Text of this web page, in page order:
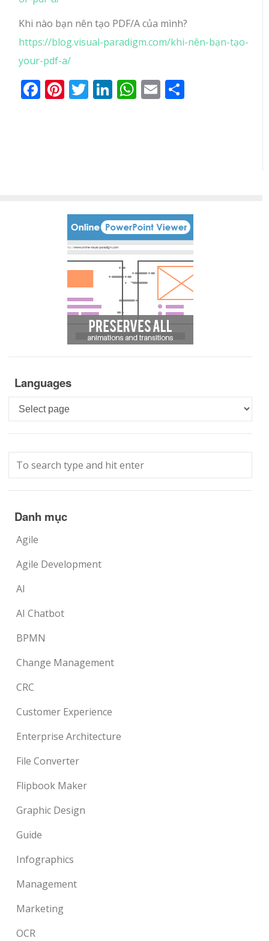
Khi nào bạn nên tạo PDF/A của mình?
https://blog.visual-paradigm.com/khi-nên-bạn-tạo-
your-pdf-a/
Facebook
Pinterest
Twitter
LinkedIn
WhatsApp
Email
Languages
Languages
Danh mục
Agile
Agile Development
AI
AI Chatbot
BPMN
Change Management
CRC
Customer Experience
Enterprise Architecture
File Converter
Flipbook Maker
Graphic Design
Guide
Infographics
Management
Marketing
OCR